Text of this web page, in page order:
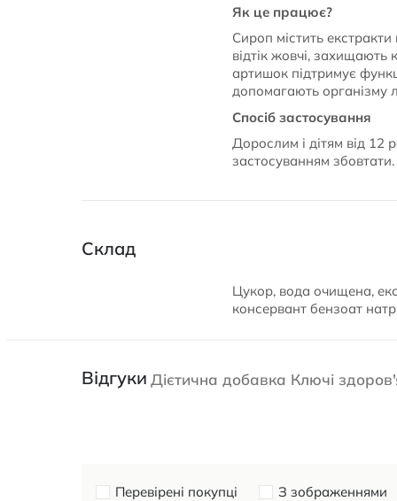
Як це працює?
Сироп містить
відтік жовчі,
артишок підтримує
допомагають організму
Спосіб застосування
Дорослим і дітям від 12
застосуванням
Склад
Цукор, вода очищена,
консервант бензоат
Відгуки Дієтична добавка Ключі
Перевірені покупці З зображеннями